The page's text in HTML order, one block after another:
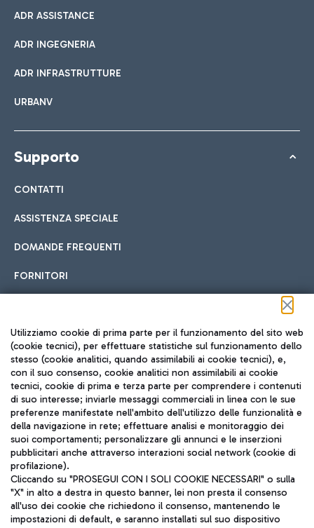
ADR ASSISTANCE
ADR INGEGNERIA
ADR INFRASTRUTTURE
URBANV
Supporto
CONTATTI
ASSISTENZA SPECIALE
DOMANDE FREQUENTI
FORNITORI
Seguici sui social
TRAVEL JOURNAL
ITA
Utilizziamo cookie di prima parte per il funzionamento del sito web
(cookie tecnici), per effettuare statistiche sul funzionamento dello
stesso (cookie analitici, quando assimilabili ai cookie tecnici), e,
con il suo consenso, cookie analitici non assimilabili ai cookie
tecnici, cookie di prima e terza parte per comprendere i contenuti
di suo interesse; inviarle messaggi commerciali in linea con le sue
preferenze manifestate nell'ambito dell'utilizzo delle funzionalità e
della navigazione in rete; effettuare analisi e monitoraggio dei
suoi comportamenti; personalizzare gli annunci e le inserzioni
pubblicitari anche attraverso interazioni social network (cookie di
profilazione).
Cliccando su "PROSEGUI CON I SOLI COOKIE NECESSARI" o sulla
"X" in alto a destra in questo banner, lei non presta il consenso
all'uso dei cookie che richiedono il consenso, mantenendo le
impostazioni di default, e saranno installati sul suo dispositivo